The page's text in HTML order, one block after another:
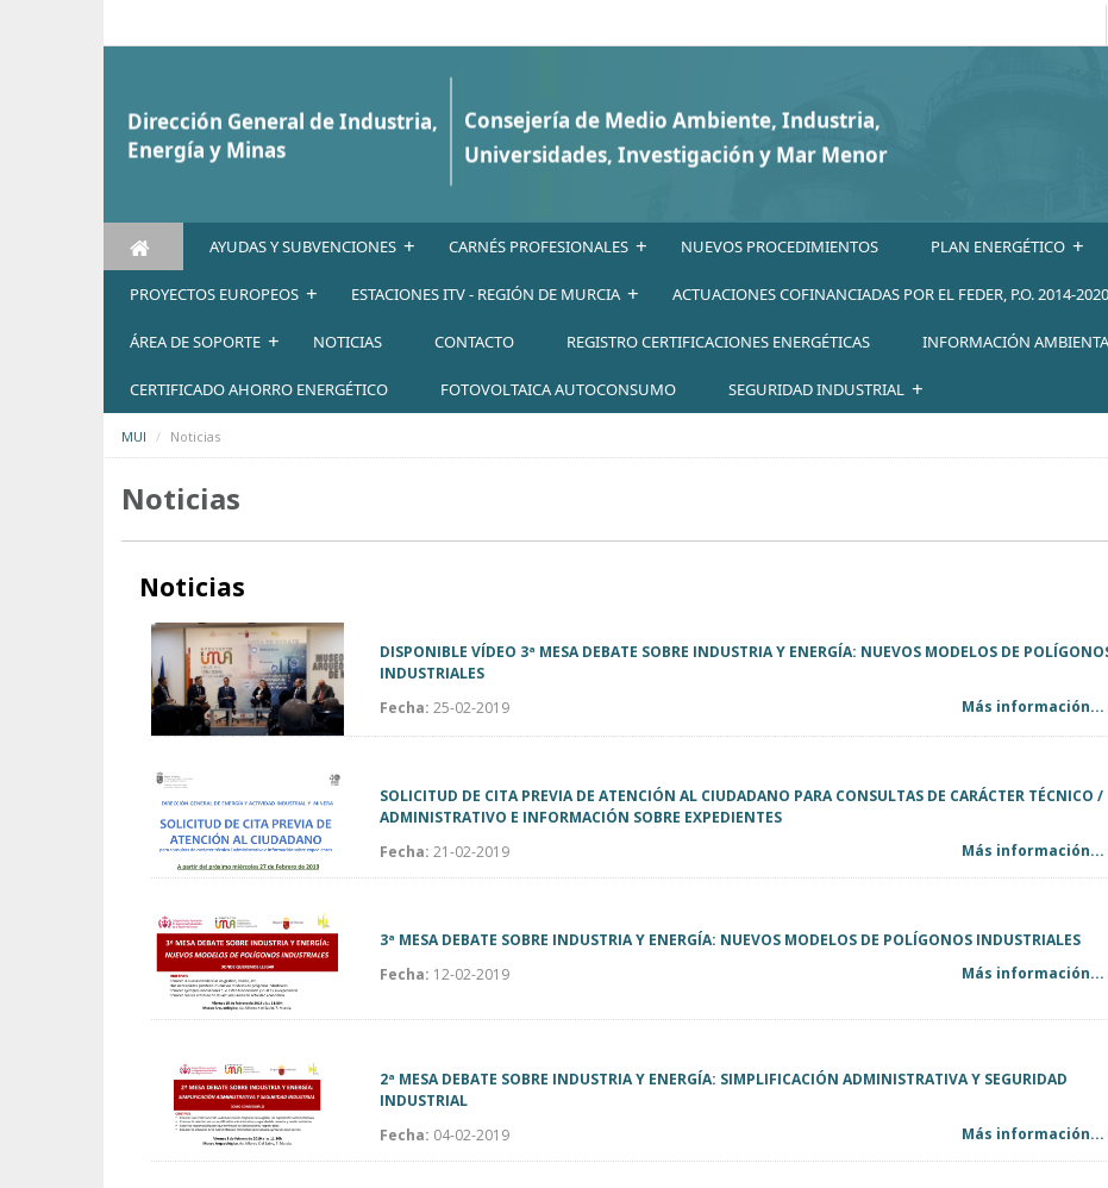
AYUDAS Y SUBVENCIONES + CARNÉS PROFESIONALES + NUEVOS PROCEDIMIENTOS PLAN ENERGÉTICO +
PROYECTOS EUROPEOS + ESTACIONES ITV - REGIÓN DE MURCIA + ACTUACIONES COFINANCIADAS POR EL FEDER, P.O. 2014-2020
ÁREA DE SOPORTE + NOTICIAS CONTACTO REGISTRO CERTIFICACIONES ENERGÉTICAS INFORMACIÓN
CERTIFICADO AHORRO ENERGÉTICO FOTOVOLTAICA AUTOCONSUMO SEGURIDAD INDUSTRIAL +
MUI Noticias
Noticias
Noticias
DISPONIBLE VÍDEO 3ª MESA DEBATE SOBRE INDUSTRIA Y ENERGÍA: NUEVOS MODELOS DE
INDUSTRIALES
Fecha: 25-02-2019 Más información...
SOLICITUD DE CITA PREVIA DE ATENCIÓN AL CIUDADANO PARA CONSULTAS DE CARÁCTER TÉCNICO /
ADMINISTRATIVO E INFORMACIÓN SOBRE EXPEDIENTES
Fecha: 21-02-2019 Más información...
3ª MESA DEBATE SOBRE INDUSTRIA Y ENERGÍA: NUEVOS MODELOS DE POLÍGONOS INDUSTRIALES
Fecha: 12-02-2019 Más información...
2ª MESA DEBATE SOBRE INDUSTRIA Y ENERGÍA: SIMPLIFICACIÓN ADMINISTRATIVA Y SEGURIDAD
INDUSTRIAL
Fecha: 04-02-2019 Más información...